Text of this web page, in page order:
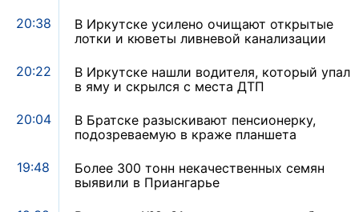
20:38
В Иркутске усилено очищают открытые
лотки и кюветы ливневой канализации
20:22
В Иркутске нашли водителя, который упал
в яму и скрылся с места ДТП
20:04
В Братске разыскивают пенсионерку,
подозреваемую в краже планшета
19:48
Более 300 тонн некачественных семян
выявили в Приангарье